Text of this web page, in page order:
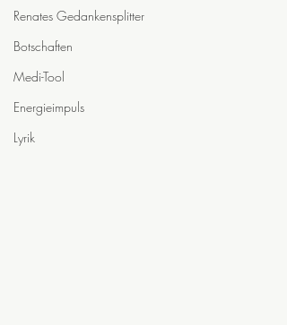
Renates Gedankensplitter
Botschaften
Medi-Tool
Energieimpuls
Lyrik